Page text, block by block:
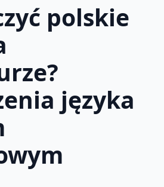
polskie
języka